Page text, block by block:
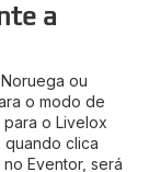
a
ou
o modo de
o Livelox
quando clica
Eventor, será